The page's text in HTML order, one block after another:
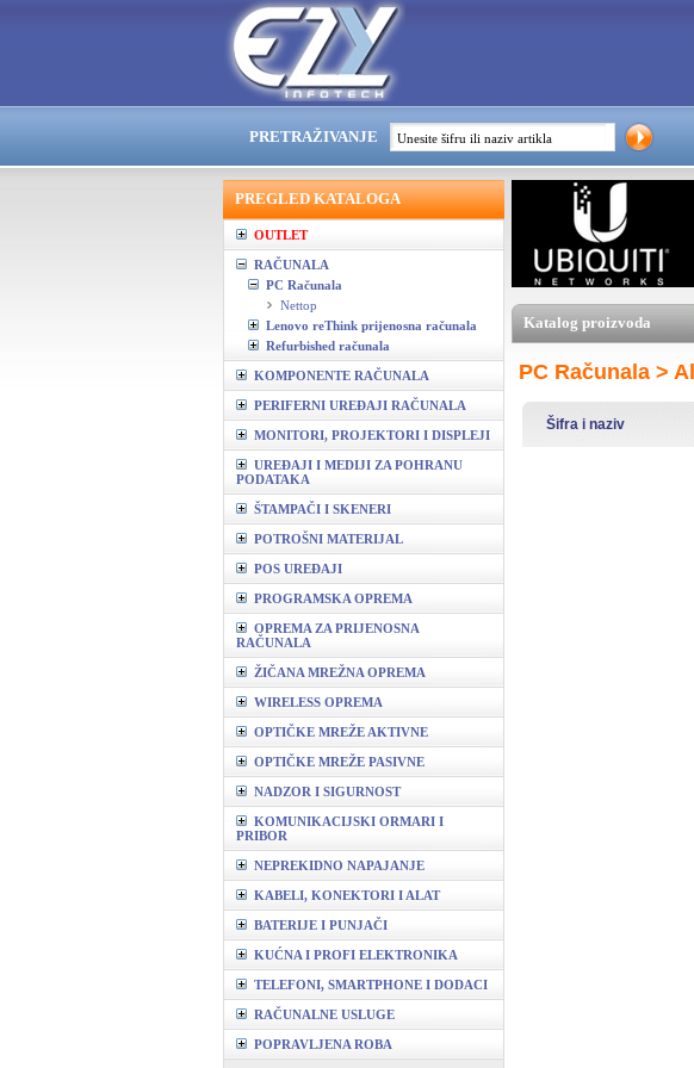
PRETRAŽIVANJE
PREGLED KATALOGA
OUTLET
RAČUNALA
PC Računala
Nettop
Lenovo reThink prijenosna računala
Refurbished računala
KOMPONENTE RAČUNALA
PERIFERNI UREĐAJI RAČUNALA
MONITORI, PROJEKTORI I DISPLEJI
UREĐAJI I MEDIJI ZA POHRANU
PODATAKA
ŠTAMPAČI I SKENERI
POTROŠNI MATERIJAL
POS UREĐAJI
PROGRAMSKA OPREMA
OPREMA ZA PRIJENOSNA
RAČUNALA
ŽIČANA MREŽNA OPREMA
WIRELESS OPREMA
OPTIČKE MREŽE AKTIVNE
OPTIČKE MREŽE PASIVNE
NADZOR I SIGURNOST
KOMUNIKACIJSKI ORMARI I
PRIBOR
NEPREKIDNO NAPAJANJE
KABELI, KONEKTORI I ALAT
BATERIJE I PUNJAČI
KUĆNA I PROFI ELEKTRONIKA
TELEFONI, SMARTPHONE I DODACI
RAČUNALNE USLUGE
POPRAVLJENA ROBA
Katalog proizvoda
PC Računala >
Šifra i naziv